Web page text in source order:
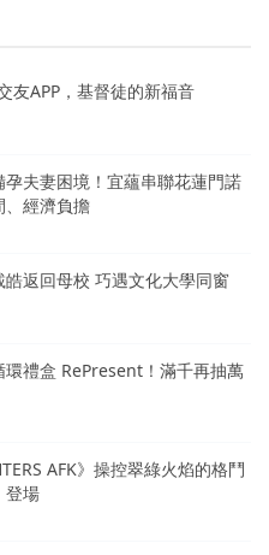
友APP，基督徒的新福音
孕夫妻困境！宜蘊串聯花蓮門諾
、經濟負擔
返回母校 巧遇文化大學同窗
禮盒 RePresent！滿千再抽萬
AFK》操控翠綠火焰的格鬥
登場